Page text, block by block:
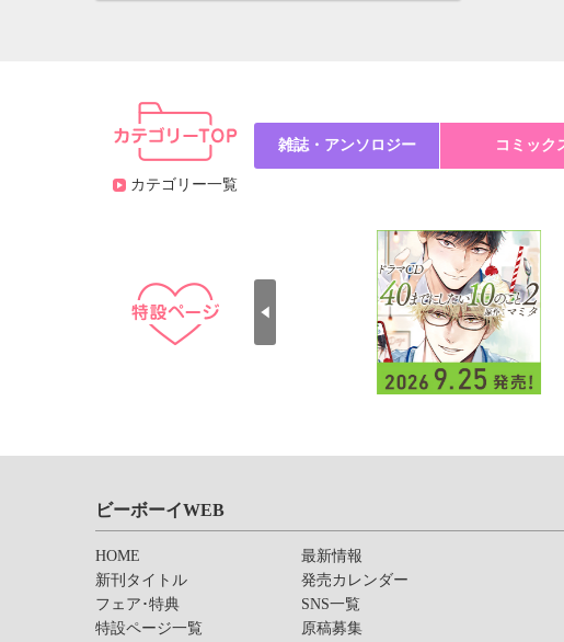
カテゴリー一覧
雑誌・アンソロジー コミック
ビーボーイWEB
HOME
新刊タイトル
フェア･特典
特設ページ一覧
最新情報
発売カレンダー
SNS一覧
原稿募集